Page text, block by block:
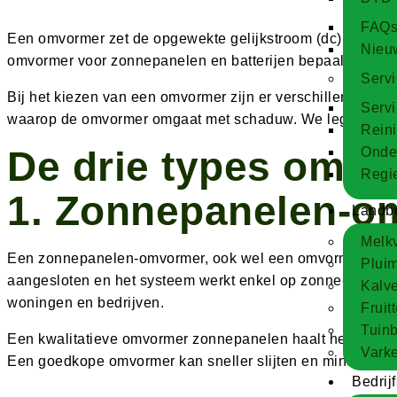
FAQs
Bedrijf
Een omvormer zet de opgewekte gelijkstroom (dc) van
omvormer voor zonnepanelen en batterijen bepaalt het
Bij het kiezen van een omvormer zijn er verschillende
waarop de omvormer omgaat met schaduw. We leggen
De drie types
1. Zonnepanelen-
Een zonnepanelen-omvormer, ook wel een omvormer
aangesloten en het systeem werkt enkel op zonne-
woningen en bedrijven.
Een kwalitatieve omvormer zonnepanelen haalt het
Een goedkope omvormer kan sneller slijten en minder